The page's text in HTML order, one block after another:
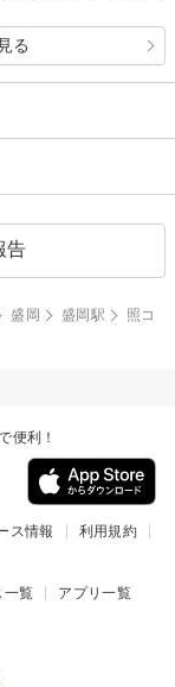
る
告
盛岡 盛岡駅
照コ
便利！
ス情報
利用規約
一覧 アプリ一覧